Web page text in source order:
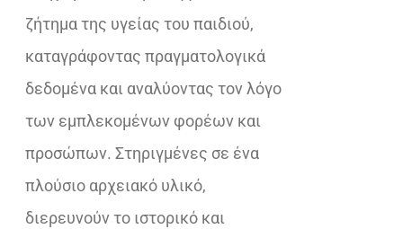
ζήτημα της υγείας του παιδιού,
καταγράφοντας πραγματολογικά
δεδομένα και αναλύοντας τον λόγο
των εμπλεκομένων φορέων και
προσώπων. Στηριγμένες σε ένα
πλούσιο αρχειακό υλικό,
διερευνούν το ιστορικό και